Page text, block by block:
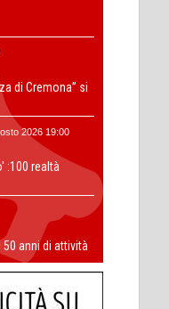
di Cremona” si
2026 19:00
:100 realtà
anni di attività